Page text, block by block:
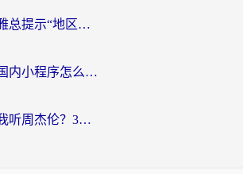
在海外听喜马拉雅总提示“地区限制”？3步轻松解除+听国内音乐全攻略
在国外登录不了国内小程序怎么办？选对回国加速器，轻松解锁国内资源
在美国怎么用酷我听周杰伦？3步搞定海外听歌难题